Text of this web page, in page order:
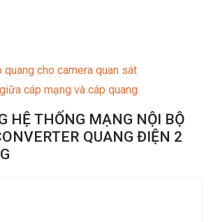
quang cho camera quan sát
cáp mạng và cáp quang
HỆ THỐNG MẠNG NỘI BỘ
QUANG ĐIỆN 2